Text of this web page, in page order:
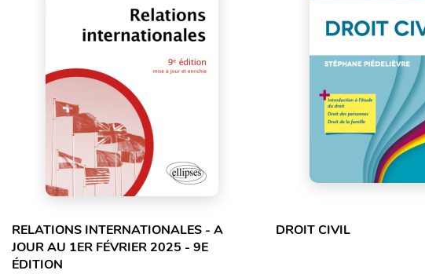
RELATIONS INTERNATIONALES - A
JOUR AU 1ER FÉVRIER 2025 - 9E
ÉDITION
DROIT CIVIL